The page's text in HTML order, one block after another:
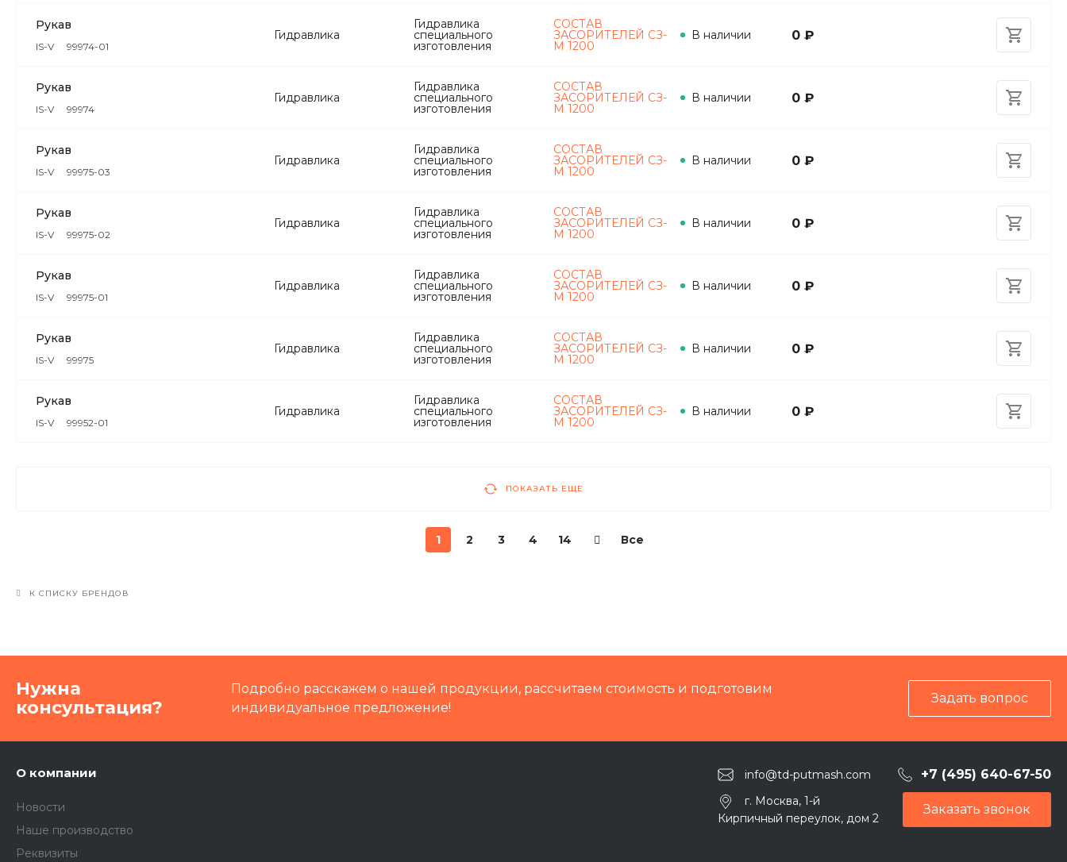
Рукав
IS-V 99974-01
Гидравлика
Гидравлика
специального
изготовления
СОСТАВ
ЗАСОРИТЕЛЕЙ СЗ-
М 1200
В наличии 0 ₽
Рукав
IS-V 99974
Гидравлика
Гидравлика
специального
изготовления
СОСТАВ
ЗАСОРИТЕЛЕЙ СЗ-
М 1200
В наличии 0 ₽
Рукав
IS-V 99975-03
Гидравлика
Гидравлика
специального
изготовления
СОСТАВ
ЗАСОРИТЕЛЕЙ СЗ-
М 1200
В наличии 0 ₽
Рукав
IS-V 99975-02
Гидравлика
Гидравлика
специального
изготовления
СОСТАВ
ЗАСОРИТЕЛЕЙ СЗ-
М 1200
В наличии 0 ₽
Рукав
IS-V 99975-01
Гидравлика
Гидравлика
специального
изготовления
СОСТАВ
ЗАСОРИТЕЛЕЙ СЗ-
М 1200
В наличии 0 ₽
Рукав
IS-V 99975
Гидравлика
Гидравлика
специального
изготовления
СОСТАВ
ЗАСОРИТЕЛЕЙ СЗ-
М 1200
В наличии 0 ₽
Рукав
IS-V 99952-01
Гидравлика
Гидравлика
специального
изготовления
СОСТАВ
ЗАСОРИТЕЛЕЙ СЗ-
М 1200
В наличии 0 ₽
ПОКАЗАТЬ ЕЩЕ
1 2 3 4 14 Все
К СПИСКУ БРЕНДОВ
Нужна
консультация?
Подробно расскажем о нашей продукции, рассчитаем стоимость и подготовим
индивидуальное предложение!
Задать вопрос
О компании
Новости
Наше производство
Реквизиты
info@td-putmash.com +7 (495) 640-67-50
г. Москва, 1-й
Кирпичный переулок, дом 2
Заказать звонок